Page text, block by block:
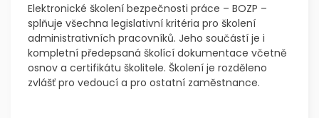
Elektronické školení bezpečnosti práce – BOZP –
splňuje všechna legislativní kritéria pro školení
administrativních pracovníků. Jeho součástí je i
kompletní předepsaná školící dokumentace včetně
osnov a certifikátu školitele. Školení je rozděleno
zvlášť pro vedoucí a pro ostatní zaměstnance.